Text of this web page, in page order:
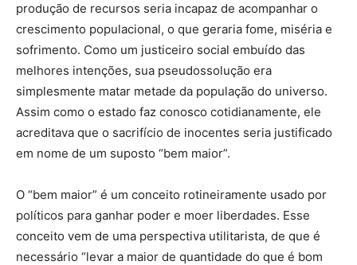
produção de recursos seria incapaz de acompanhar o
crescimento populacional, o que geraria fome, miséria e
sofrimento. Como um justiceiro social embuído das
melhores intenções, sua pseudossolução era
simplesmente matar metade da população do universo.
Assim como o estado faz conosco cotidianamente, ele
acreditava que o sacrifício de inocentes seria justificado
em nome de um suposto “bem maior”.
O “bem maior” é um conceito rotineiramente usado por
políticos para ganhar poder e moer liberdades. Esse
conceito vem de uma perspectiva utilitarista, de que é
necessário “levar a maior de quantidade do que é bom